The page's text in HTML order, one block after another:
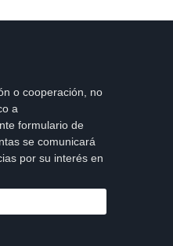
o cooperación, no
a
formulario de
se comunicará
por su interés en